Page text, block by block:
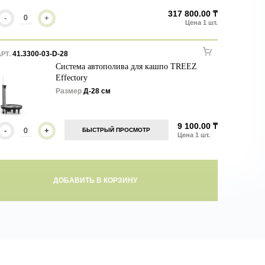
- + 317 800.00 ₸
41.3300-03-D-28
Система автополива для кашпо TREEZ
Effectory
Размер Д-28 см
БЫСТРЫЙ ПРОСМОТР
- + 9 100.00 ₸
ДОБАВИТЬ В КОРЗИНУ